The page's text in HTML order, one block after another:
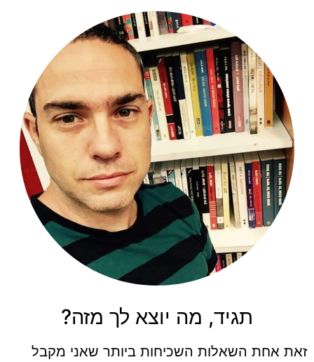
תגיד, מה יוצא לך מזה?
זאת אחת השאלות השכיחות ביותר שאני מקבל